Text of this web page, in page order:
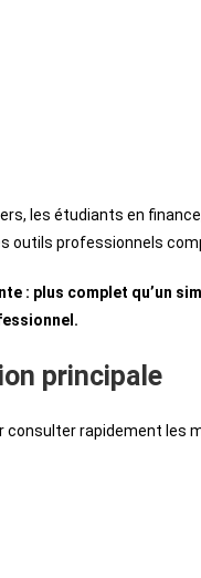
les étudiants en
outils professionnels
: plus complet qu’un
principale
consulter rapidement les